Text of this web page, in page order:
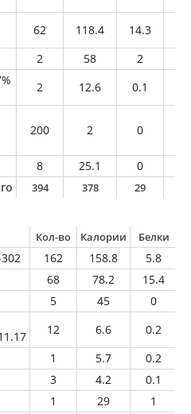
62 118.4 14.3
2 58 2
2 12.6 0.1
200 2 0
8 25.1 0
394 378 29
Кол-во Калории Белки
162 158.8
5.8
68 78.2
15.4
5 45
0
12 6.6
0.2
1 5.7
0.2
3 4.2
0.1
1 29
1